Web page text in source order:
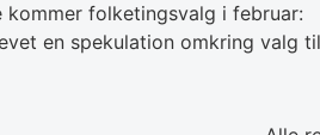
folketingsvalg i februar:
en spekulation omkring valg til